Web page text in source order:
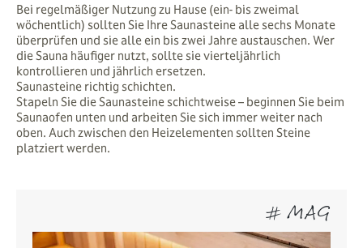
Bei regelmäßiger Nutzung zu Hause (ein- bis zweimal
wöchentlich) sollten Sie Ihre Saunasteine alle sechs Monate
überprüfen und sie alle ein bis zwei Jahre austauschen. Wer
die Sauna häufiger nutzt, sollte sie vierteljährlich
kontrollieren und jährlich ersetzen.
Saunasteine richtig schichten.
Stapeln Sie die Saunasteine schichtweise – beginnen Sie beim
Saunaofen unten und arbeiten Sie sich immer weiter nach
oben. Auch zwischen den Heizelementen sollten Steine
platziert werden.
# MAG